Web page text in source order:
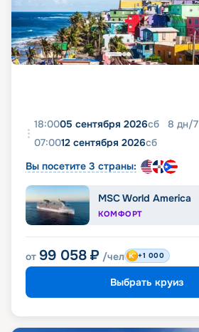
18:0005 сентября 2026сб 8 дн/7
07:0012 сентября 2026сб
Вы посетите 3 страны:
MSC World America
КОМФОРТ
от 99 058 ₽ /чел +1 000
Выбрать круиз